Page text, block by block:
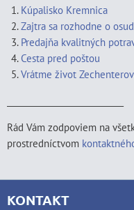
Kúpalisko Kremnica
Zajtra sa rozhodne o
Predajňa kvalitných
Cesta pred poštou
Vrátme život
Rád Vám zodpoviem na
prostredníctvom
KONTAKT